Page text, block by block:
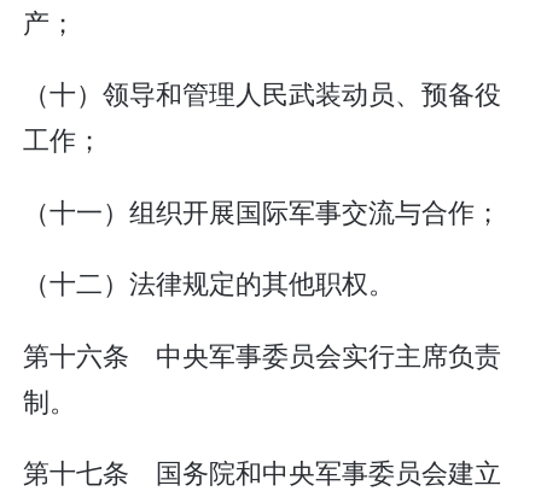
产；
（十）领导和管理人民武装动员、预备役
工作；
（十一）组织开展国际军事交流与合作；
（十二）法律规定的其他职权。
第十六条 中央军事委员会实行主席负责
制。
第十七条 国务院和中央军事委员会建立